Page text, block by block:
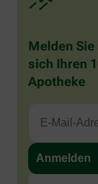
Melden
sich Ihren
Apotheke